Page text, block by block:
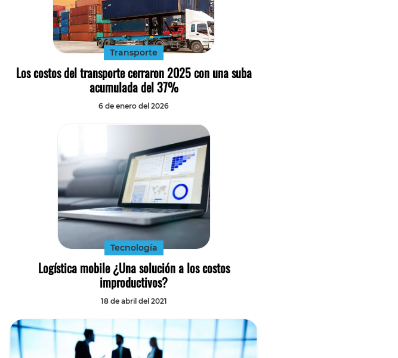
Transporte
Los costos del transporte cerraron 2025 con una suba
acumulada del 37%
6 de enero del 2026
Tecnología
Logística mobile ¿Una solución a los costos
improductivos?
18 de abril del 2021